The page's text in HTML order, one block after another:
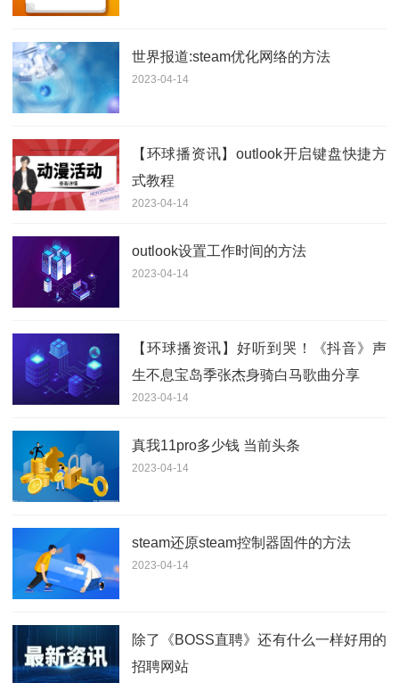
世界报道:steam优化网络的方法
2023-04-14
【环球播资讯】outlook开启键盘快捷方
式教程
2023-04-14
outlook设置工作时间的方法
2023-04-14
【环球播资讯】好听到哭！《抖音》声
生不息宝岛季张杰身骑白马歌曲分享
2023-04-14
真我11pro多少钱 当前头条
2023-04-14
steam还原steam控制器固件的方法
2023-04-14
除了《BOSS直聘》还有什么一样好用的
招聘网站